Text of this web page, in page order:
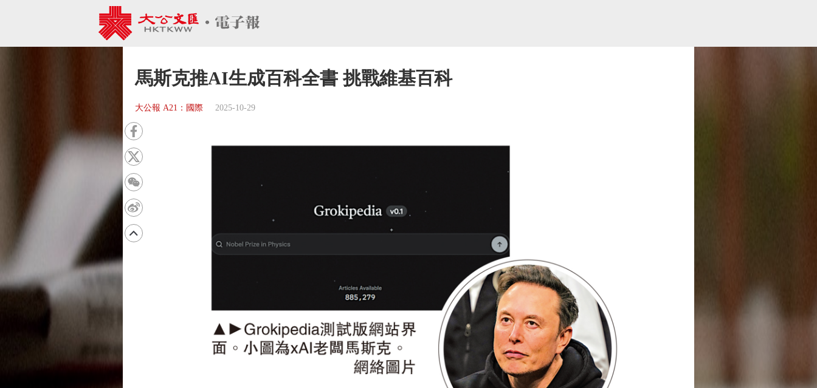
馬斯克推AI生成百科全書 挑戰維基百科
大公報 A21：國際 2025-10-29